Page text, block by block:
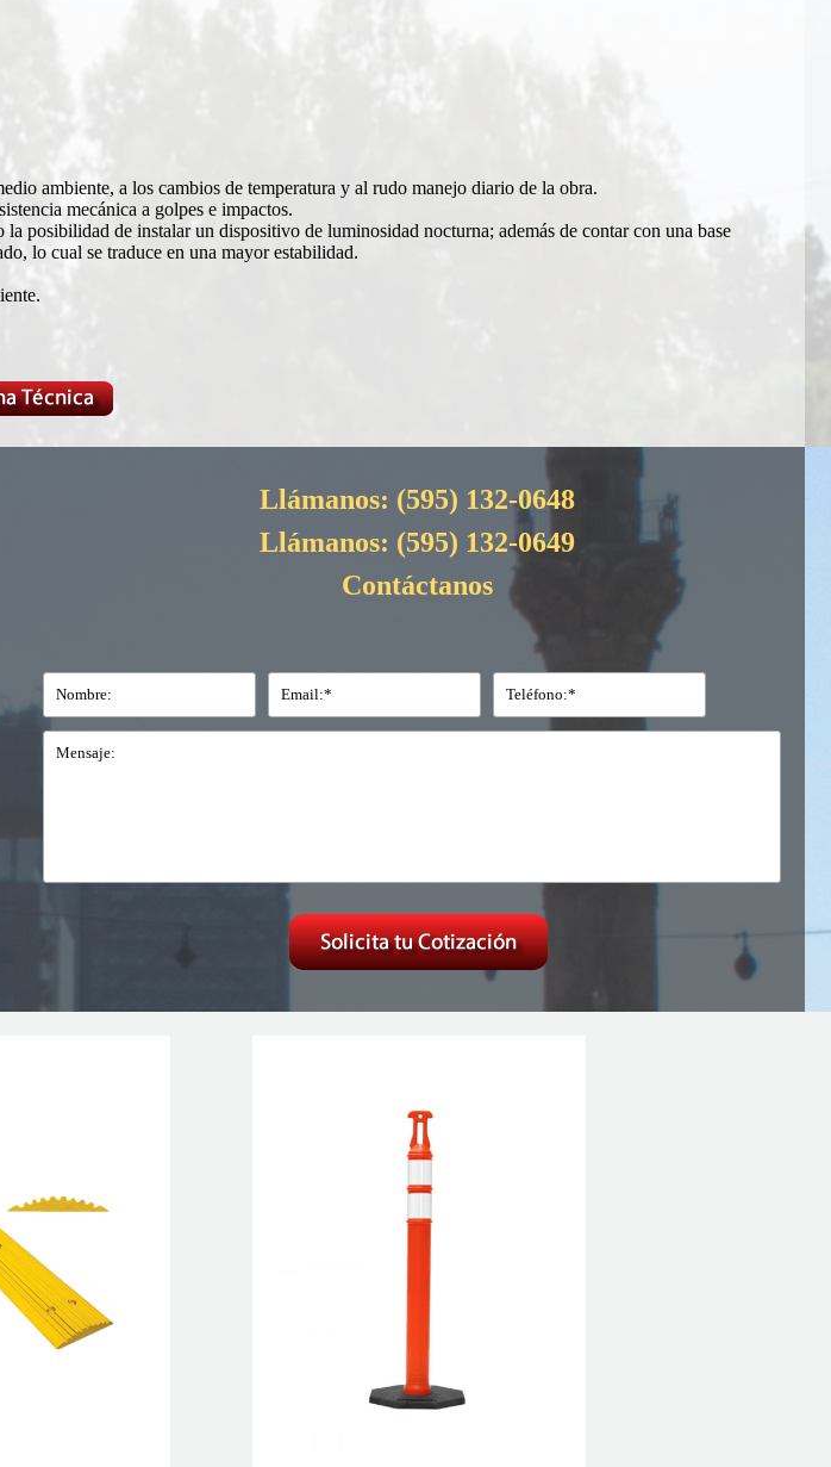
ambiente, a los cambios de temperatura y al rudo manejo diario de la obra.
mecánica a golpes e impactos.
posibilidad de instalar un dispositivo de luminosidad nocturna; además de contar con una base
lo cual se traduce en una mayor estabilidad.
Llámanos: (595) 132-0648
Llámanos: (595) 132-0649
Contáctanos